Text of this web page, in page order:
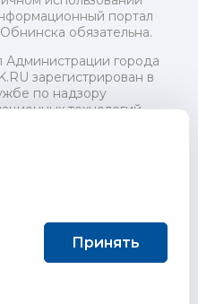
портал
обязательна.
города
зарегистрирован в
по надзору
технологий
24 июля
Эл № ФС77-73321
(исполнительно-
округа "Город
Байкова Е.А.
Редакции:
(484) 395-85-85
материалы 18+
персональных
Принять